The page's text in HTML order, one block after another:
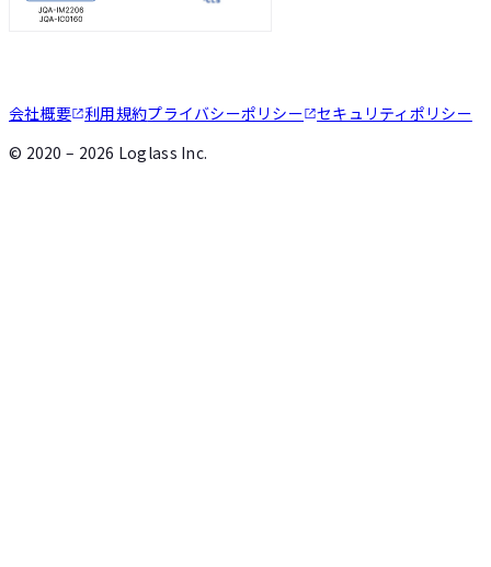
会社概要 利用規約プライバシーポリシー
セキュリティポリシー
© 2020 – 2026 Loglass Inc.